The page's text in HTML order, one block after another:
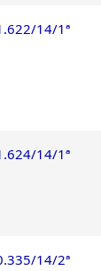
14/1ª
14/1ª
14/2ª